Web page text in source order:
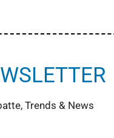
Trends & News